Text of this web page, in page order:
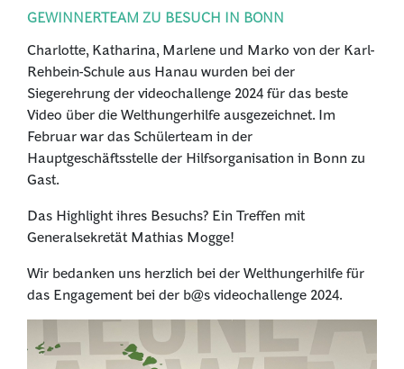
GEWINNERTEAM ZU BESUCH IN BONN
Charlotte, Katharina, Marlene und Marko von der Karl-
Rehbein-Schule aus Hanau wurden bei der
Siegerehrung der videochallenge 2024 für das beste
Video über die Welthungerhilfe ausgezeichnet. Im
Februar war das Schülerteam in der
Hauptgeschäftsstelle der Hilfsorganisation in Bonn zu
Gast.
Das Highlight ihres Besuchs? Ein Treffen mit
Generalsekretät Mathias Mogge!
Wir bedanken uns herzlich bei der Welthungerhilfe für
das Engagement bei der b@s videochallenge 2024.